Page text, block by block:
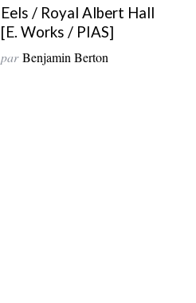
Eels / Royal Albert Hall
[E. Works / PIAS]
par Benjamin Berton